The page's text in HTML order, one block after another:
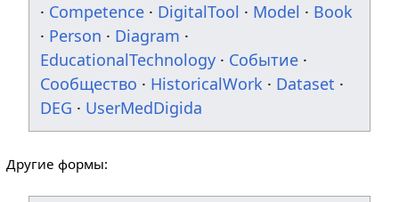
· Competence · DigitalTool · Model · Book
· Person · Diagram ·
EducationalTechnology · Событие ·
Сообщество · HistoricalWork · Dataset ·
DEG · UserMedDigida
Другие формы: